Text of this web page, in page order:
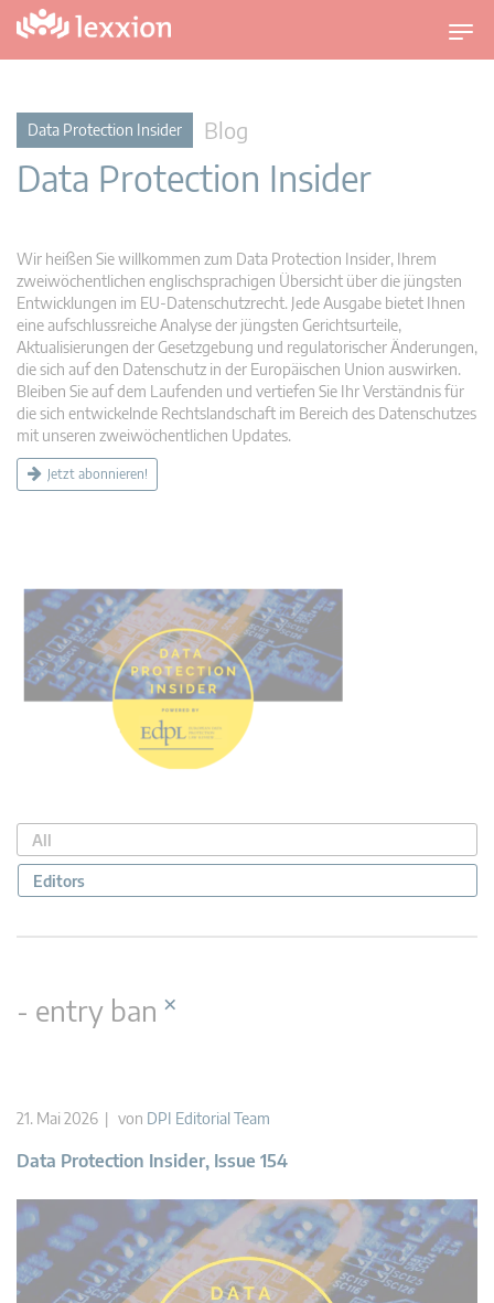
U
m
a
v
g
t
Data Protection Insider Blog
Data Protection Insider
Wir heißen Sie willkommen zum Data Protection Insider, Ihrem
zweiwöchentlichen englischsprachigen Übersicht über die jüngsten
Entwicklungen im EU-Datenschutzrecht. Jede Ausgabe bietet Ihnen
eine aufschlussreiche Analyse der jüngsten Gerichtsurteile,
Aktualisierungen der Gesetzgebung und regulatorischer Änderungen,
die sich auf den Datenschutz in der Europäischen Union auswirken.
Bleiben Sie auf dem Laufenden und vertiefen Sie Ihr Verständnis für
die sich entwickelnde Rechtslandschaft im Bereich des Datenschutzes
mit unseren zweiwöchentlichen Updates.
Jetzt abonnieren!
All
Editors
- entry ban ×
21. Mai 2026 | von DPI Editorial Team
Data Protection Insider, Issue 154